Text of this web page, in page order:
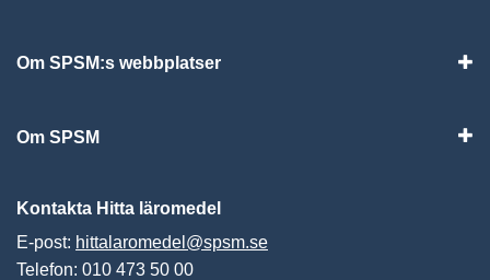
Om SPSM:s webbplatser
Om SPSM
Kontakta Hitta läromedel
E-post: hittalaromedel@spsm.se
Telefon: 010 473 50 00